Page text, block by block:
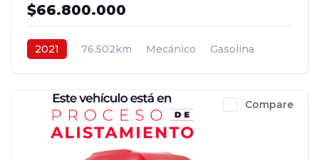
$66.800.000
2021 76.502km Mecánico
Gasolina
Compare